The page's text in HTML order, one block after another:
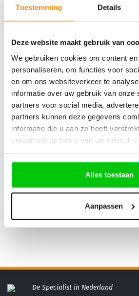
Toestemming Details
Deze website maakt gebruik van
We gebruiken cookies om content
personaliseren, om functies voor
en om ons websiteverkeer te
informatie over uw gebruik van onze
partners voor social media,
partners kunnen deze gegevens
informatie die u aan ze heeft
verzameld op basis van uw gebruik
Alles toestaan
Aanpassen
Volvo, Mitsubishi Hu57
De Specialist in Nederland